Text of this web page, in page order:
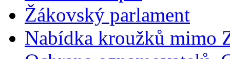
Žákovský parlament
Nabídka kroužků mimo